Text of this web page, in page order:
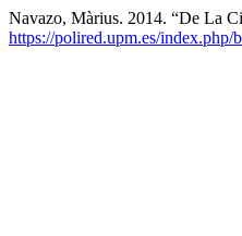
Navazo, Màrius. 2014. “De La
https://polired.upm.es/